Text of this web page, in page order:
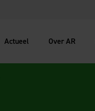
Actueel Over AR